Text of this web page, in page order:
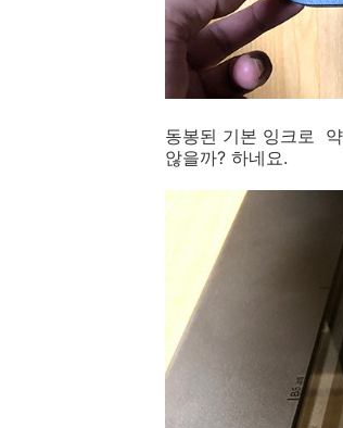
동봉된 기본 잉크로
않을까? 하네요.